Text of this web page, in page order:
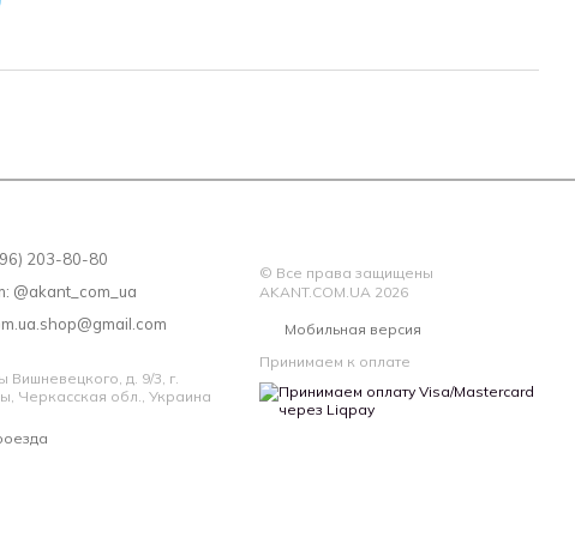
считается таким, какой был в использовании и ВОЗВРАТУ
203-80-80
@akant_com_ua
Вишневецкого, д. 9/3, г.
Черкасская обл., Украина
© Все права защищены
AKANT.COM.UA 2026
Мобильная версия
Принимаем к оплате